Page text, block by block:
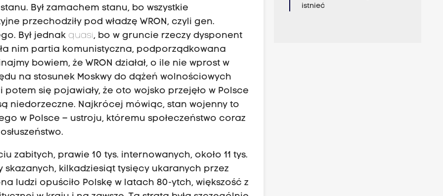
Był zamachem stanu, bo wszystkie
przechodziły pod władzę WRON, czyli gen.
Był jednak quasi, bo w gruncie rzeczy dysponent
nim partia komunistyczna, podporządkowana
bowiem, że WRON działał, o ile nie wprost w
na stosunek Moskwy do dążeń wolnościowych
się pojawiały, że oto wojsko przejęło w Polsce
niedorzeczne. Najkrócej mówiąc, stan wojenny to
w Polsce – ustroju, któremu społeczeństwo coraz
zabitych, prawie 10 tys. internowanych, około 11 tys.
kilkadziesiąt tysięcy ukaranych przez
ludzi opuściło Polskę w latach 80-ytch, większość z
istnieć